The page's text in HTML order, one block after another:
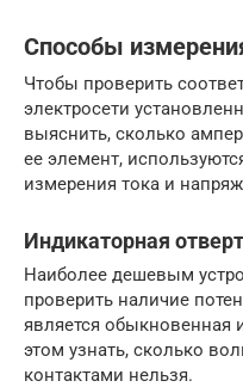
Способы
Чтобы проверить
электросети
выяснить, сколько
ее элемент,
измерения тока и
Индикаторная
Наиболее дешевым
проверить наличие
является обыкновенная
этом узнать, сколько
контактами нельзя.